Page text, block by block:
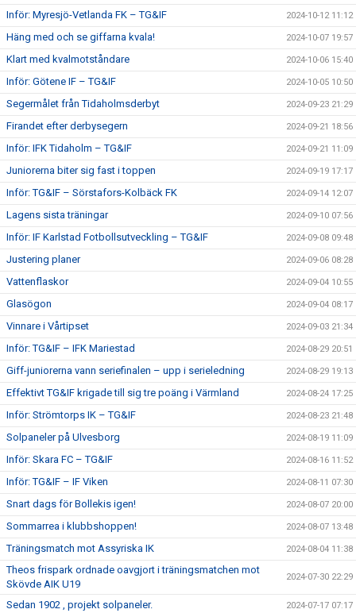
Inför: Myresjö-Vetlanda FK – TG&IF 2024-10-12 11:12
Häng med och se giffarna kvala! 2024-10-07 19:57
Klart med kvalmotståndare 2024-10-06 15:40
Inför: Götene IF – TG&IF 2024-10-05 10:50
Segermålet från Tidaholmsderbyt 2024-09-23 21:29
Firandet efter derbysegern 2024-09-21 18:56
Inför: IFK Tidaholm – TG&IF 2024-09-21 11:09
Juniorerna biter sig fast i toppen 2024-09-19 17:17
Inför: TG&IF – Sörstafors-Kolbäck FK 2024-09-14 12:07
Lagens sista träningar 2024-09-10 07:56
Inför: IF Karlstad Fotbollsutveckling – TG&IF 2024-09-08 09:48
Justering planer 2024-09-06 08:28
Vattenflaskor 2024-09-04 10:55
Glasögon 2024-09-04 08:17
Vinnare i Vårtipset 2024-09-03 21:34
Inför: TG&IF – IFK Mariestad 2024-08-29 20:51
Giff-juniorerna vann seriefinalen – upp i serieledning 2024-08-29 19:13
Effektivt TG&IF krigade till sig tre poäng i Värmland 2024-08-24 17:25
Inför: Strömtorps IK – TG&IF 2024-08-23 21:48
Solpaneler på Ulvesborg 2024-08-19 11:09
Inför: Skara FC – TG&IF 2024-08-16 11:52
Inför: TG&IF – IF Viken 2024-08-11 07:30
Snart dags för Bollekis igen! 2024-08-07 20:00
Sommarrea i klubbshoppen! 2024-08-07 13:48
Träningsmatch mot Assyriska IK 2024-08-04 11:38
Theos frispark ordnade oavgjort i träningsmatchen mot
Skövde AIK U19
2024-07-30 22:29
Sedan 1902 , projekt solpaneler. 2024-07-17 07:17